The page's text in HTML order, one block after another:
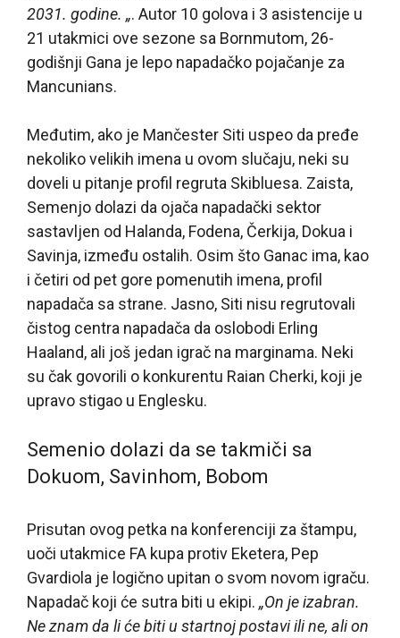
2031. godine. „. Autor 10 golova i 3 asistencije u
21 utakmici ove sezone sa Bornmutom, 26-
godišnji Gana je lepo napadačko pojačanje za
Mancunians.
Međutim, ako je Mančester Siti uspeo da pređe
nekoliko velikih imena u ovom slučaju, neki su
doveli u pitanje profil regruta Skibluesa. Zaista,
Semenjo dolazi da ojača napadački sektor
sastavljen od Halanda, Fodena, Čerkija, Dokua i
Savinja, između ostalih. Osim što Ganac ima, kao
i četiri od pet gore pomenutih imena, profil
napadača sa strane. Jasno, Siti nisu regrutovali
čistog centra napadača da oslobodi Erling
Haaland, ali još jedan igrač na marginama. Neki
su čak govorili o konkurentu Raian Cherki, koji je
upravo stigao u Englesku.
Semenio dolazi da se takmiči sa
Dokuom, Savinhom, Bobom
Prisutan ovog petka na konferenciji za štampu,
uoči utakmice FA kupa protiv Eketera, Pep
Gvardiola je logično upitan o svom novom igraču.
Napadač koji će sutra biti u ekipi. „On je izabran.
Ne znam da li će biti u startnoj postavi ili ne, ali on